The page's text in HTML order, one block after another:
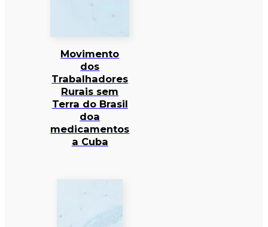
Movimento
dos
Trabalhadores
Rurais sem
Terra do Brasil
doa
medicamentos
a Cuba